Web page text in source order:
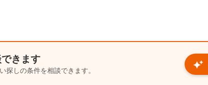
きます
探しの条件を相談できます。